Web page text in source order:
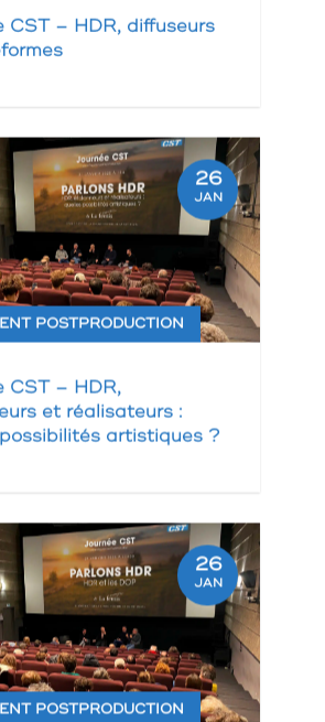
CST – HDR, diffuseurs
26
JAN
POSTPRODUCTION
CST – HDR,
et réalisateurs :
artistiques ?
26
JAN
POSTPRODUCTION